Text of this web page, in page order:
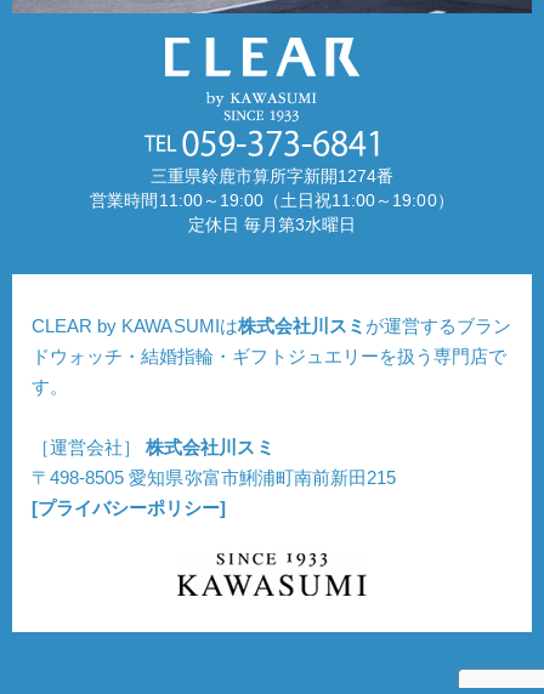
三重県鈴鹿市算所字新開1274番
営業時間11:00～19:00（土日祝11:00～19:00）
定休日 毎月第3水曜日
CLEAR by KAWASUMIは株式会社川スミ が運営するブラン
ドウォッチ・結婚指輪・ギフトジュエリーを扱う専門店で
す。
［運営会社］株式会社川スミ
〒498-8505 愛知県弥富市鯏浦町南前新田215
[プライバシーポリシー]